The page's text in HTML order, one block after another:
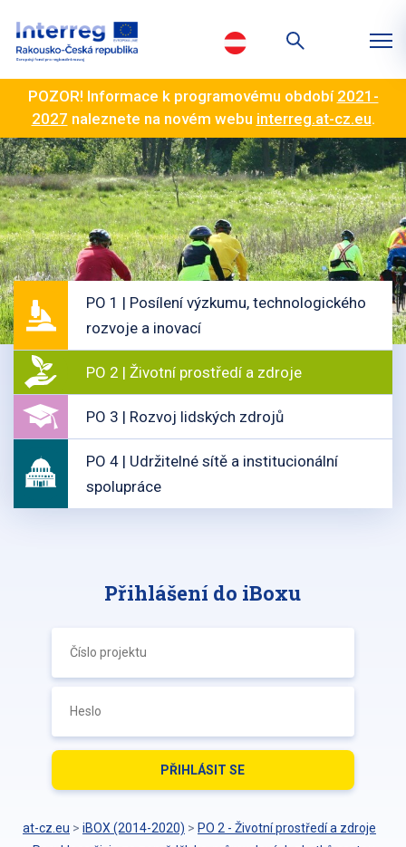
POZOR! Informace k programovému období 2021-
2027 naleznete na novém webu interreg.at-cz.eu.
PO 1 | Posílení výzkumu, technologického
rozvoje a inovací
PO 2 | Životní prostředí a zdroje
PO 3 | Rozvoj lidských zdrojů
PO 4 | Udržitelné sítě a institucionální
spolupráce
Přihlášení do iBoxu
at-cz.eu > iBOX (2014-2020) > PO 2 - Životní prostředí a zdroje